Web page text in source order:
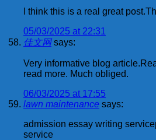
I think this is a real great
05/03/2025 at 22:31
佳文网 says:
Very informative blog
read more. Much obliged.
06/03/2025 at 17:55
lawn maintenance says:
admission essay writing
service